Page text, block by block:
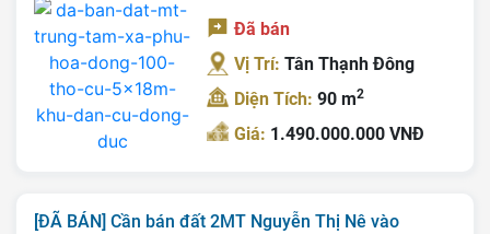
Đã bán
Vị Trí:Tân Thạnh Đông
Diện Tích:90 m2
Giá: 1.490.000.000 VNĐ
[ĐÃ BÁN] Cần bán đất 2MT Nguyễn Thị Nê vào